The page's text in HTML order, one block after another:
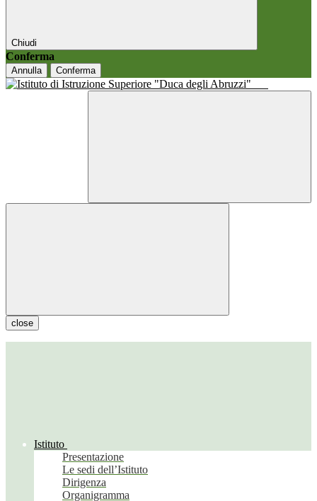
Chiudi
Conferma
Annulla Conferma
close
Istituto
Presentazione
Le sedi dell’Istituto
Dirigenza
Organigramma